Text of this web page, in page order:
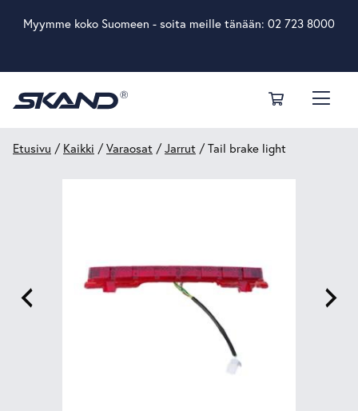
Myymme koko Suomeen - soita meille tänään: 02 723 8000
Etusivu / Kaikki /Varaosat /Jarrut / Tail brake light